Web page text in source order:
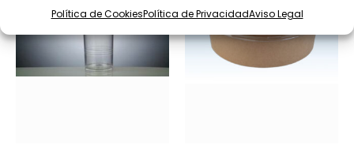
Política de CookiesPolítica de PrivacidadAviso Legal